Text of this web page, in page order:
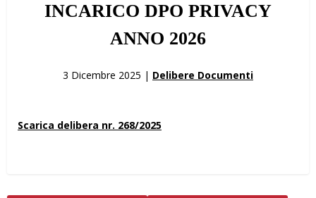
INCARICO DPO PRIVACY
ANNO 2026
3 Dicembre 2025 | Delibere Documenti
Scarica delibera nr. 268/2025